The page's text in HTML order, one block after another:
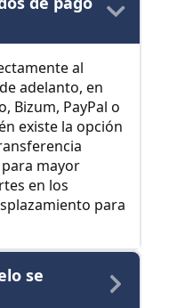
al
adelanto, en
Bizum, PayPal o
existe la opción
para mayor
en los
para
se